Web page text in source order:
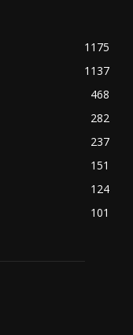
1175
1137
468
282
237
151
124
101